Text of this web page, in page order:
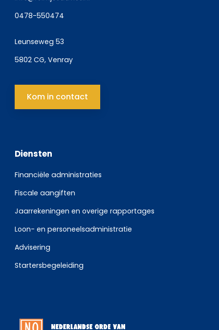
0478-550474
Leunseweg 53
5802 CG, Venray
Kom in contact
Diensten
Financiële administraties
Fiscale aangiften
Jaarrekeningen en overige rapportages
Loon- en personeelsadministratie
Advisering
Startersbegeleiding